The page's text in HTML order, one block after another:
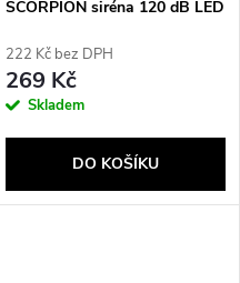
SCORPION siréna 120 dB LED
222 Kč bez DPH
269 Kč
Skladem
DO KOŠÍKU